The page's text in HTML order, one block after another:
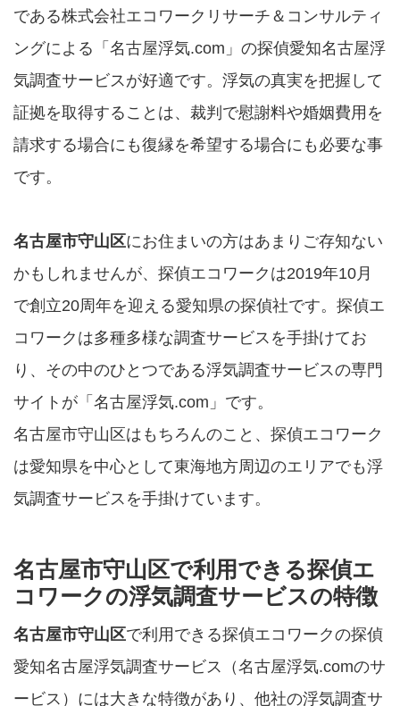
である株式会社エコワークリサーチ＆コンサルティ
ングによる「名古屋浮気.com」の探偵愛知名古屋浮
気調査サービスが好適です。浮気の真実を把握して
証拠を取得することは、裁判で慰謝料や婚姻費用を
請求する場合にも復縁を希望する場合にも必要な事
です。
名古屋市守山区にお住まいの方はあまりご存知ない
かもしれませんが、探偵エコワークは2019年10月
で創立20周年を迎える愛知県の探偵社です。探偵エ
コワークは多種多様な調査サービスを手掛けてお
り、その中のひとつである浮気調査サービスの専門
サイトが「名古屋浮気.com」です。
名古屋市守山区はもちろんのこと、探偵エコワーク
は愛知県を中心として東海地方周辺のエリアでも浮
気調査サービスを手掛けています。
名古屋市守山区で利用できる探偵エ
コワークの浮気調査サービスの特徴
名古屋市守山区で利用できる探偵エコワークの探偵
愛知名古屋浮気調査サービス（名古屋浮気.comのサ
ービス）には大きな特徴があり、他社の浮気調査サ